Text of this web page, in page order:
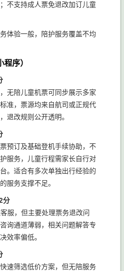
不支持成人票免退改加订儿童
体验一般，陪护服务覆盖不均
序）
无陪儿童机票可同步展示多家
准，票源均来自航司或正规代
退改规则公开透明。
预订及基础登机手续协助，不
服务，儿童行程需家长自行对
。适合有多次单独出行经验的
服务支撑不足。
分
服，但主要处理票务退改问
询通道薄弱，相关问题解答专
效率偏低。
速筛选低价方案，但无陪服务